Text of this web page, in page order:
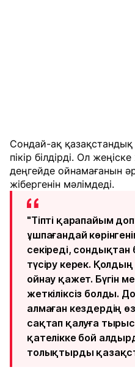
Сондай-ақ
пікір білдірді. Ол
деңгейде ойнамағанын
жібергенін мәлімдеді.
"Тіпті қарапайым
ұшпағандай
секіреді, сондықтан
түсіру керек.
ойнау қажет. Бүгін
жеткіліксіз болды.
алмаған кездердің
сақтап қалуға
қателікке бой
толықтырды